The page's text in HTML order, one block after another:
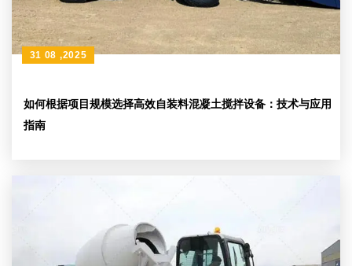
如何根据项目规模选择高效自装料混凝土搅拌设备：技术与应用
指南
31 08 ,2025